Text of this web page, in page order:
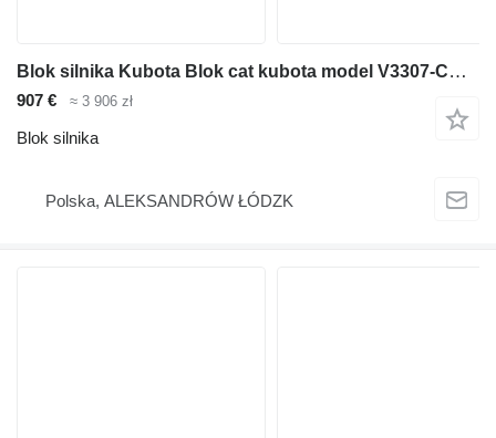
Blok silnika Kubota Blok cat kubota model V3307-CR_TE4B-CTP-2R cod sil 1J451-11001 do maszyn budowlanych
907 € ≈ 3 906 zł
Blok silnika
Polska, ALEKSANDRÓW ŁÓDZK